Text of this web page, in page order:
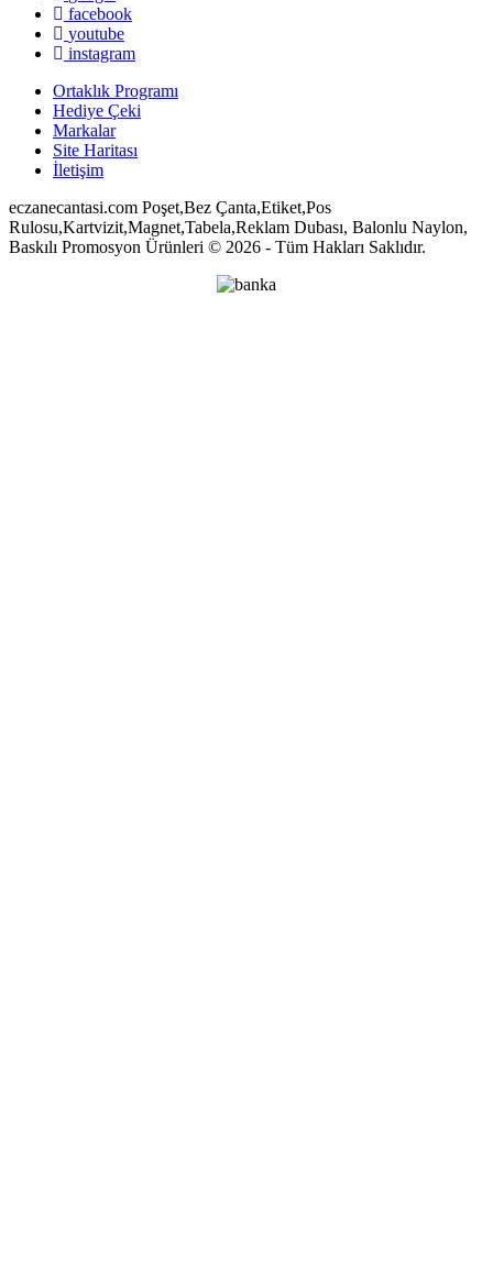
facebook
youtube
instagram
Ortaklık Programı
Hediye Çeki
Markalar
Site Haritası
İletişim
eczanecantasi.com Poşet,Bez Çanta,Etiket,Pos
Rulosu,Kartvizit,Magnet,Tabela,Reklam Dubası, Balonlu Naylon,
Baskılı Promosyon Ürünleri © 2026 - Tüm Hakları Saklıdır.